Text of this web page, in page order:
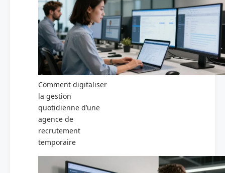
Comment digitaliser
la gestion
quotidienne d’une
agence de
recrutement
temporaire